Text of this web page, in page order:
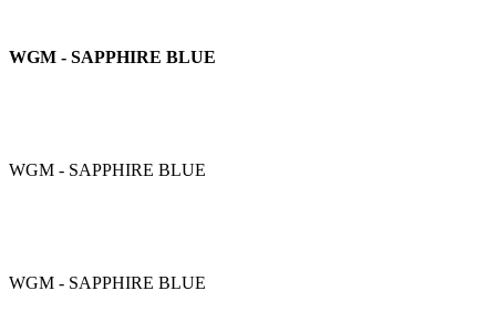
WGM - SAPPHIRE BLUE
WGM - SAPPHIRE BLUE
WGM - SAPPHIRE BLUE